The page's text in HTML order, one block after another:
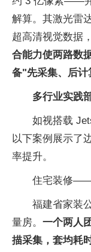
解算。其激光雷
超高清视觉数据，
合能力使两路数
备"先采集、后
多行业实践
如视搭载
以下案例展示了
率提升。
住宅装修
福建省家装
量房。 一个两人
描采集，套均耗